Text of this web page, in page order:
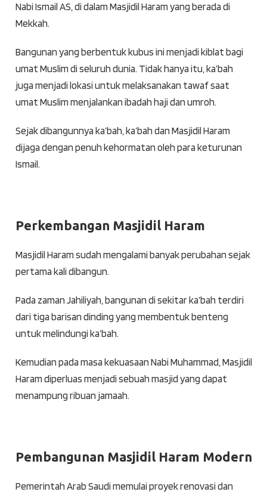
Nabi Ismail AS, di dalam Masjidil Haram yang berada di
Mekkah.
Bangunan yang berbentuk kubus ini menjadi kiblat bagi
umat Muslim di seluruh dunia. Tidak hanya itu, ka’bah
juga menjadi lokasi untuk melaksanakan tawaf saat
umat Muslim menjalankan ibadah haji dan umroh.
Sejak dibangunnya ka’bah, ka’bah dan Masjidil Haram
dijaga dengan penuh kehormatan oleh para keturunan
Ismail.
Perkembangan Masjidil Haram
Masjidil Haram sudah mengalami banyak perubahan sejak
pertama kali dibangun.
Pada zaman Jahiliyah, bangunan di sekitar ka’bah terdiri
dari tiga barisan dinding yang membentuk benteng
untuk melindungi ka’bah.
Kemudian pada masa kekuasaan Nabi Muhammad, Masjidil
Haram diperluas menjadi sebuah masjid yang dapat
menampung ribuan jamaah.
Pembangunan Masjidil Haram Modern
Pemerintah Arab Saudi memulai proyek renovasi dan